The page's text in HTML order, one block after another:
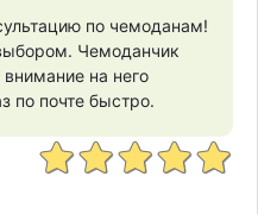
по чемоданам!
Чемоданчик
внимание на него
по почте быстро.